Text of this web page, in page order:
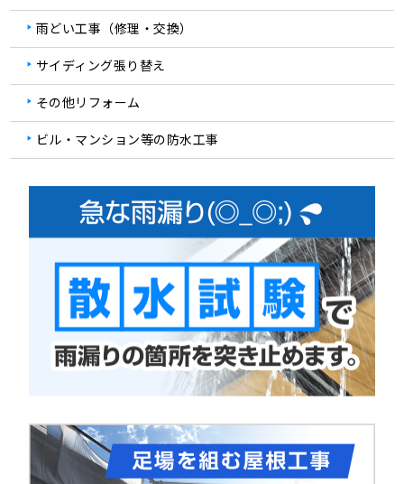
雨どい工事（修理・交換）
サイディング張り替え
その他リフォーム
ビル・マンション等の防水工事